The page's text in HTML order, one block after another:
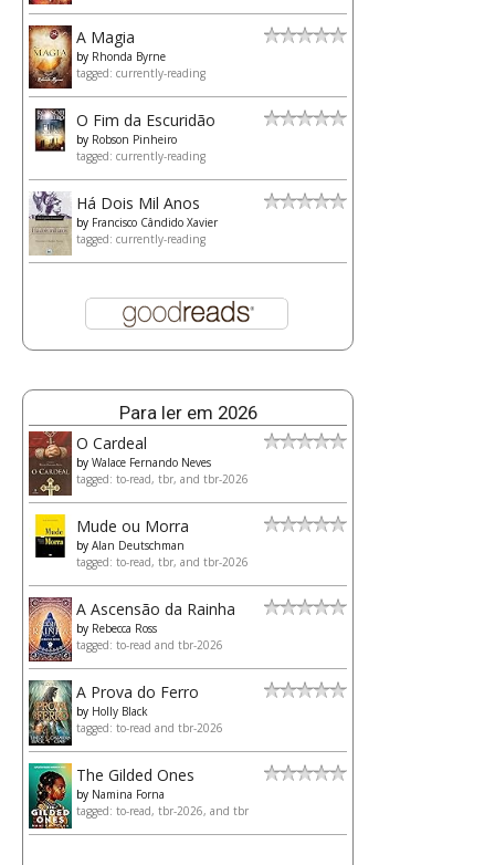
A Magia
by Rhonda Byrne
tagged: currently-reading
O Fim da Escuridão
by Robson Pinheiro
tagged: currently-reading
Há Dois Mil Anos
by Francisco Cândido Xavier
tagged: currently-reading
Para ler em 2026
O Cardeal
by Walace Fernando Neves
tagged: to-read, tbr, and tbr-2026
Mude ou Morra
by Alan Deutschman
tagged: to-read, tbr, and tbr-2026
A Ascensão da Rainha
by Rebecca Ross
tagged: to-read and tbr-2026
A Prova do Ferro
by Holly Black
tagged: to-read and tbr-2026
The Gilded Ones
by Namina Forna
tagged: to-read, tbr-2026, and tbr